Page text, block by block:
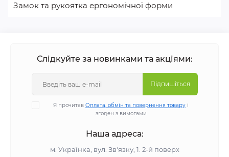
Замок та рукоятка ергономічної форми
Слідкуйте за новинками та акціями:
Підпишіться
Я прочитав Оплата, обмін та повернення товару і
згоден з вимогами
Наша адреса:
м. Українка, вул. Зв'язку, 1. 2-й поверх